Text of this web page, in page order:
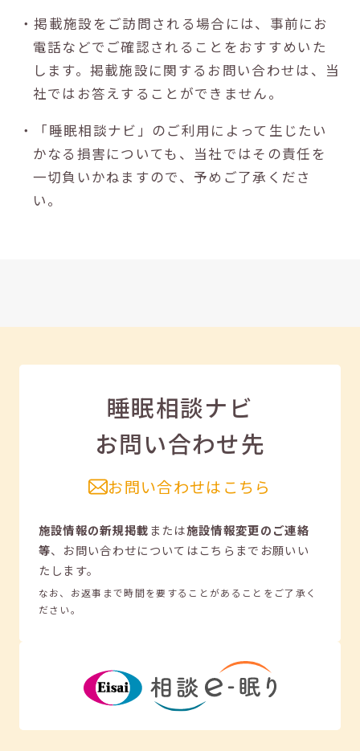
・掲載施設をご訪問される場合には、事前にお
電話などでご確認されることをおすすめいた
します。掲載施設に関するお問い合わせは、当
社ではお答えすることができません。
・「睡眠相談ナビ」のご利用によって生じたい
かなる損害についても、当社ではその責任を
一切負いかねますので、予めご了承くださ
い。
睡眠相談ナビ
お問い合わせ先
お問い合わせはこちら
施設情報の新規掲載または施設情報変更のご連絡
等、 お問い合わせについてはこちらまでお願いい
たします。
なお、お返事まで時間を要することがあることをご了承く
ださい。